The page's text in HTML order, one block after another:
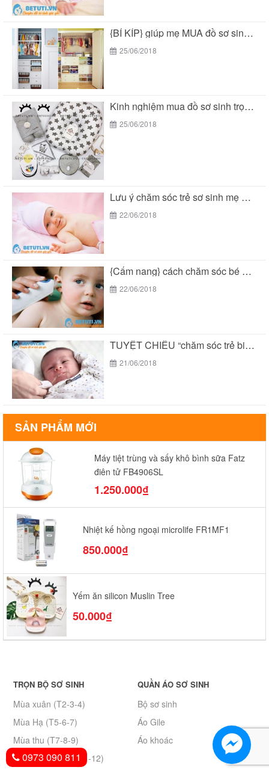
{BÍ KÍP} giúp mẹ MUA đồ sơ sinh trọn...
25/06/2018
Kinh nghiệm mua đồ sơ sinh trọn gói tại...
25/06/2018
Lưu ý chăm sóc trẻ sơ sinh mẹ THÔNG...
22/06/2018
{Cẩm nang} cách chăm sóc bé 2 tuổi THÔNG...
22/06/2018
TUYỆT CHIÊU “chăm sóc trẻ biếng ăn suy dinh...
21/06/2018
SẢN PHẨM MỚI
Máy tiệt trùng và sấy khô bình sữa Fatz
điện tử FB4906SL
1.250.000₫
Nhiệt kế hồng ngoại microlife FR1MF1
850.000₫
Yếm ăn silicon Muslin Tree
50.000₫
TRỌN BỘ SƠ SINH
Mùa xuân (T2-3-4)
Mùa Hạ (T5-6-7)
Mùa thu (T7-8-9)
Mùa Đông (T10 -11-12)
QUẦN ÁO SƠ SINH
Bộ sơ sinh
Áo Gile
Áo khoác
0973 090 811